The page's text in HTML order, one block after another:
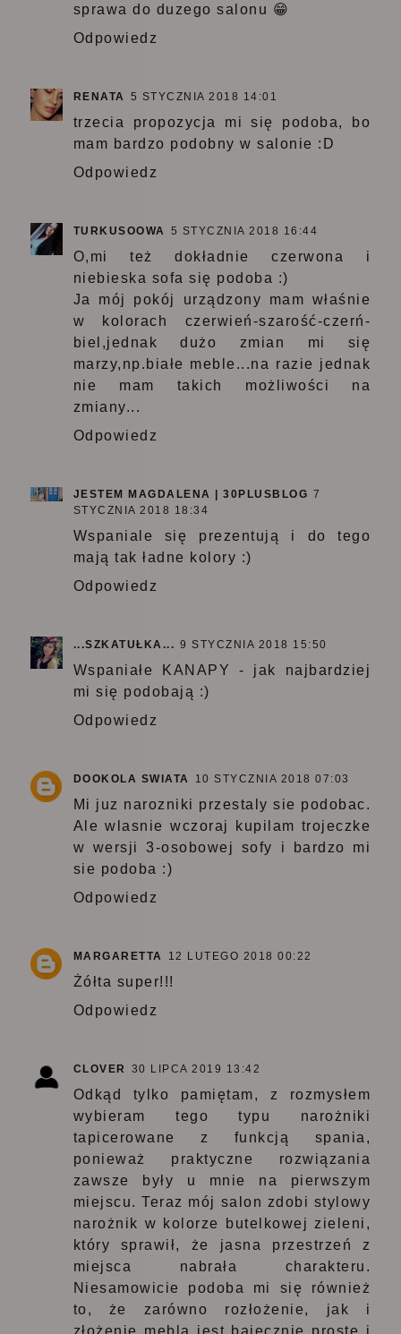
sprawa do duzego salonu 😁
Odpowiedz
RENATA 5 STYCZNIA 2018 14:01
trzecia propozycja mi się podoba, bo
mam bardzo podobny w salonie :D
Odpowiedz
TURKUSOOWA 5 STYCZNIA 2018 16:44
O,mi też dokładnie czerwona i
niebieska sofa się podoba :)
Ja mój pokój urządzony mam właśnie
w kolorach czerwień-szarość-czerń-
biel,jednak dużo zmian mi się
marzy,np.białe meble...na razie jednak
nie mam takich możliwości na
zmiany...
Odpowiedz
JESTEM MAGDALENA | 30PLUSBLOG 7
STYCZNIA 2018 18:34
Wspaniale się prezentują i do tego
mają tak ładne kolory :)
Odpowiedz
...SZKATUŁKA... 9 STYCZNIA 2018 15:50
Wspaniałe KANAPY - jak najbardziej
mi się podobają :)
Odpowiedz
DOOKOLA SWIATA 10 STYCZNIA 2018 07:03
Mi juz narozniki przestaly sie podobac.
Ale wlasnie wczoraj kupilam trojeczke
w wersji 3-osobowej sofy i bardzo mi
sie podoba :)
Odpowiedz
MARGARETTA 12 LUTEGO 2018 00:22
Żółta super!!!
Odpowiedz
CLOVER 30 LIPCA 2019 13:42
Odkąd tylko pamiętam, z rozmysłem
wybieram tego typu narożniki
tapicerowane z funkcją spania,
ponieważ praktyczne rozwiązania
zawsze były u mnie na pierwszym
miejscu. Teraz mój salon zdobi stylowy
narożnik w kolorze butelkowej zieleni,
który sprawił, że jasna przestrzeń z
miejsca nabrała charakteru.
Niesamowicie podoba mi się również
to, że zarówno rozłożenie, jak i
złożenie mebla jest bajecznie proste i